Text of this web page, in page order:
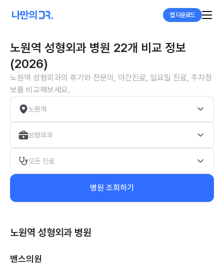
앱 다운로드
노원역 성형외과 병원 22개 비교 정보
(2026)
노원역 성형외과의 후기와 전문의, 야간진료, 일요일 진료, 주차정
보를 비교해보세요.
노원역
성형외과
모든 진료
병원 조회하기
노원역 성형외과 병원
밴스의원